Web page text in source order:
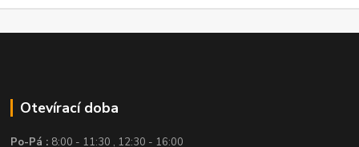
Otevírací doba
Po-Pá : 8:00 - 11:30 , 12:30 - 16:00